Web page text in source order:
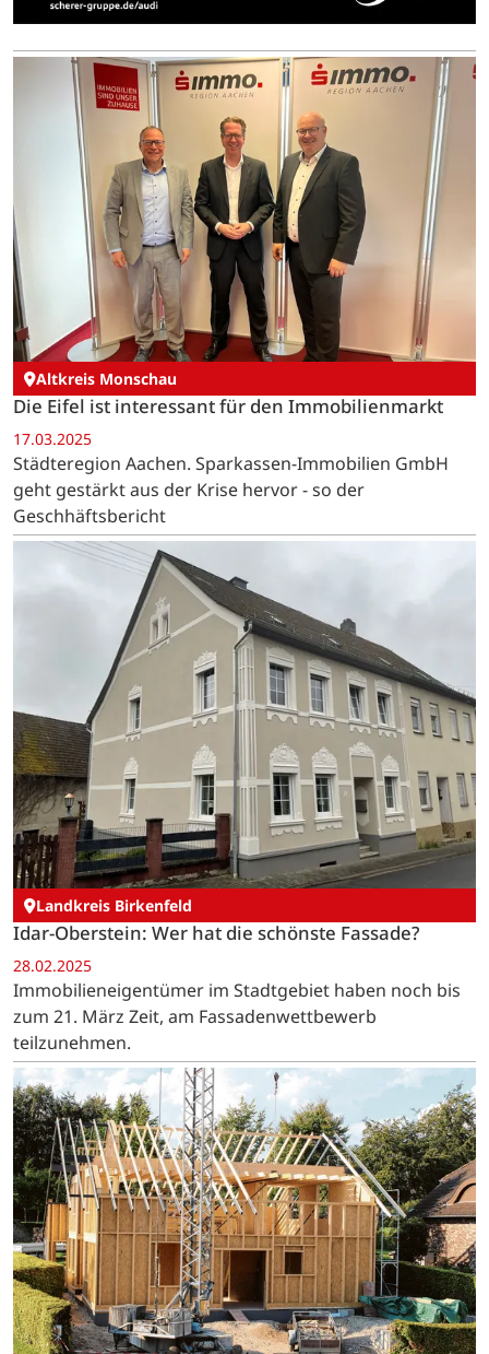
Altkreis Monschau
Die Eifel ist interessant für den Immobilienmarkt
17.03.2025
Städteregion Aachen. Sparkassen-Immobilien GmbH
geht gestärkt aus der Krise hervor - so der
Geschhäftsbericht
Landkreis Birkenfeld
Idar-Oberstein: Wer hat die schönste Fassade?
28.02.2025
Immobilieneigentümer im Stadtgebiet haben noch bis
zum 21. März Zeit, am Fassadenwettbewerb
teilzunehmen.